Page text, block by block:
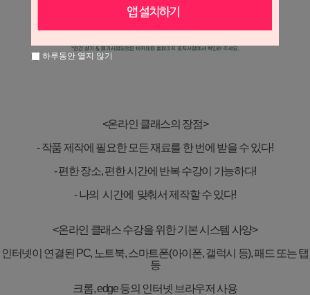
<온라인 클래스의 장점>
-작품 제작에 필요한 모든 재료를 한 번에 받을 수 있다!
-편한 장소,편한 시간에 반복 수강이 가능하다!
- 나의 시간에 맞춰서 제작할 수 있다!
<온라인 클래스 수강을 위한 기본 시스템 사양>
인터넷이 연결된 PC, 노트북,스마트폰(아이폰,갤럭시 등),패드 또는 탭
등
크롬, edge등의 인터넷 브라우저 사용
하루동안 열지 않기